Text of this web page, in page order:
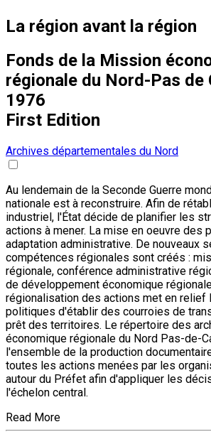
La région avant la région
Fonds de la Mission
régionale du Nord-Pas de
1976
First Edition
Archives départementales du Nord
Au lendemain de la Seconde Guerre
nationale est à reconstruire. Afin de
industriel, l'État décide de planifier les
actions à mener. La mise en oeuvre des
adaptation administrative. De nouveaux
compétences régionales sont créés :
régionale, conférence administrative
de développement économique
régionalisation des actions met en relief
politiques d'établir des courroies de
prêt des territoires. Le répertoire des
économique régionale du Nord Pas-de-
l'ensemble de la production
toutes les actions menées par les
autour du Préfet afin d'appliquer les
l'échelon central.
Read More